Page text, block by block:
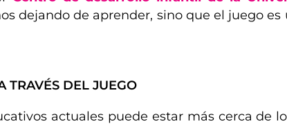
dejando de aprender, sino que el juego
TRAVÉS DEL JUEGO
actuales puede estar más cerca de